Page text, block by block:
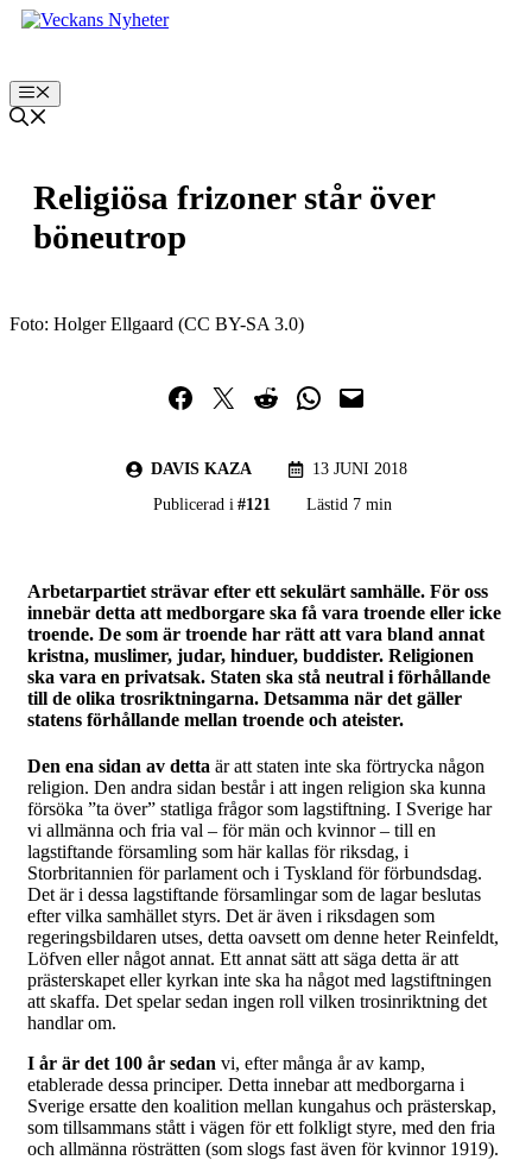
Hoppa
Meny
Religiösa frizoner står över
böneutrop
Foto: Holger Ellgaard (CC BY-SA 3.0)
Dela på Facebook
Dela på TwitterDela på RedditDela i WhatsApp
Maila en länk
DAVIS KAZA
13 JUNI 2018
Publicerad i #121 Lästid 7 min
Arbetarpartiet strävar efter ett sekulärt samhälle. För oss
innebär detta att medborgare ska få vara troende eller icke
troende. De som är troende har rätt att vara bland annat
kristna, muslimer, judar, hinduer, buddister. Religionen
ska vara en privatsak. Staten ska stå neutral i förhållande
till de olika trosriktningarna. Detsamma när det gäller
statens förhållande mellan troende och ateister.
Den ena sidan av detta är att staten inte ska förtrycka någon
religion. Den andra sidan består i att ingen religion ska kunna
försöka ”ta över” statliga frågor som lagstiftning. I Sverige har
vi allmänna och fria val – för män och kvinnor – till en
lagstiftande församling som här kallas för riksdag, i
Storbritannien för parlament och i Tyskland för förbundsdag.
Det är i dessa lagstiftande församlingar som de lagar beslutas
efter vilka samhället styrs. Det är även i riksdagen som
regeringsbildaren utses, detta oavsett om denne heter Reinfeldt,
Löfven eller något annat. Ett annat sätt att säga detta är att
prästerskapet eller kyrkan inte ska ha något med lagstiftningen
att skaffa. Det spelar sedan ingen roll vilken trosinriktning det
handlar om.
I år är det 100 år sedan vi, efter många år av kamp,
etablerade dessa principer. Detta innebar att medborgarna i
Sverige ersatte den koalition mellan kungahus och prästerskap,
som tillsammans stått i vägen för ett folkligt styre, med den fria
och allmänna rösträtten (som slogs fast även för kvinnor 1919).